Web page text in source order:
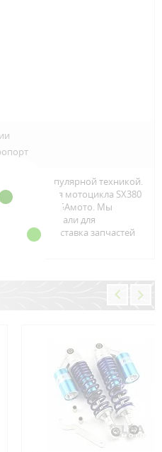
популярной техникой.
для мотоцикла SX380
от ЛБАмото. Мы
тюнинг и детали для
байка. Доставка запчастей